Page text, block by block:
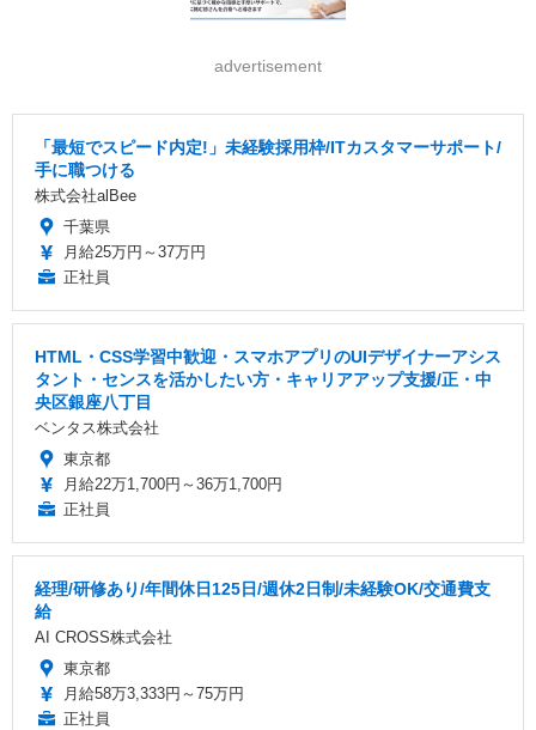
advertisement
「最短でスピード内定!」未経験採用枠/ITカスタマーサポート/
手に職つける
株式会社alBee
千葉県
月給25万円～37万円
正社員
HTML・CSS学習中歓迎・スマホアプリのUIデザイナーアシス
タント・センスを活かしたい方・キャリアアップ支援/正・中
央区銀座八丁目
ベンタス株式会社
東京都
月給22万1,700円～36万1,700円
正社員
経理/研修あり/年間休日125日/週休2日制/未経験OK/交通費支
給
AI CROSS株式会社
東京都
月給58万3,333円～75万円
正社員